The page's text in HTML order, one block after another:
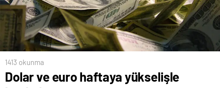
1413 okunma
Dolar ve euro haftaya yükselişle